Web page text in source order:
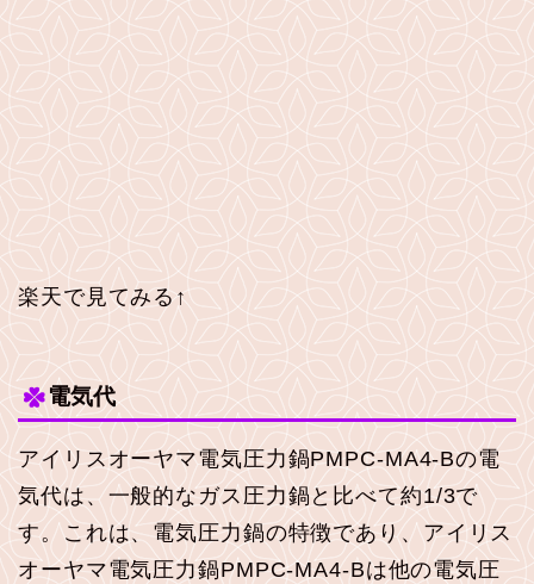
楽天で見てみる↑
電気代
アイリスオーヤマ電気圧力鍋PMPC-MA4-Bの電
気代は、一般的なガス圧力鍋と比べて約1/3で
す。これは、電気圧力鍋の特徴であり、アイリス
オーヤマ電気圧力鍋PMPC-MA4-Bは他の電気圧